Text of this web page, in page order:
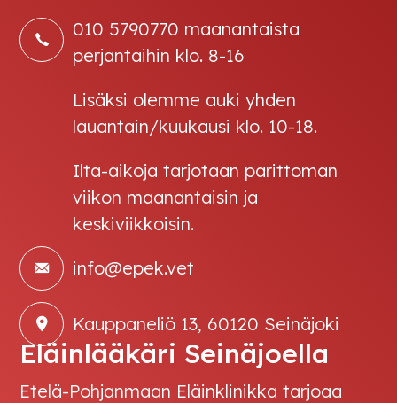
010 5790770 maanantaista
perjantaihin klo. 8-16
Lisäksi olemme auki yhden
lauantain/kuukausi klo. 10-18.
Ilta-aikoja tarjotaan parittoman
viikon maanantaisin ja
keskiviikkoisin.
info@epek.vet
Kauppaneliö 13, 60120 Seinäjoki
Eläinlääkäri Seinäjoella
Etelä-Pohjanmaan Eläinklinikka tarjoaa